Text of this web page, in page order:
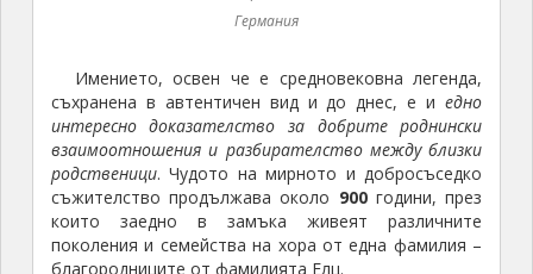
архитектура и достроявани през годините, в
обитатели. В наши дни, отворени за посещение са
два етажа от замъка, които принадлежат на
семействата Родендорф и Рюбенах, а тази част от
семейното имение, която принадлежи на семейство
Кемпених не е достъпна за гости, тъй като и до
днес се обитава от наследниците на Елц. (На
снимката: отворени за посещение са помещенията
с прозорците с червени крила в централната
сграда.)